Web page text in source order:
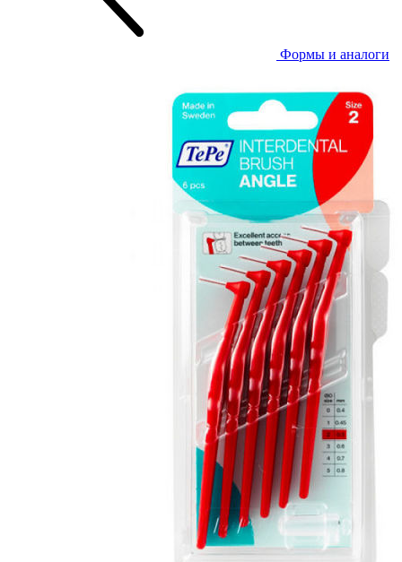
Формы и аналоги